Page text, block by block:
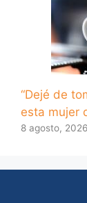
“Dejé de
esta mujer
8 agosto, 2026